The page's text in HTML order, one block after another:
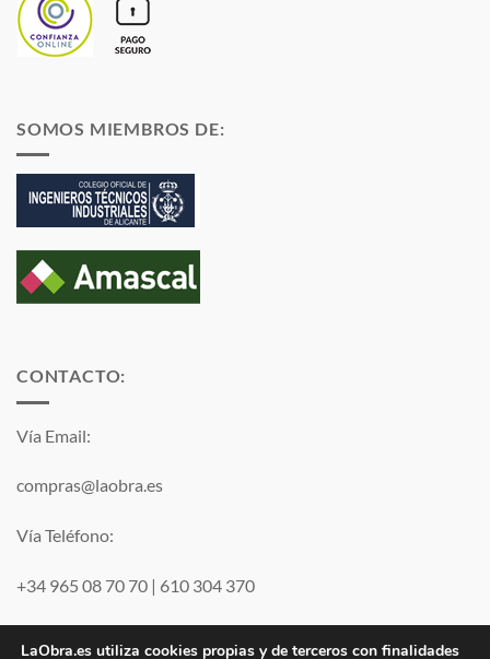
SOMOS MIEMBROS DE:
CONTACTO:
Vía Email:
compras@laobra.es
Vía Teléfono:
+34 965 08 70 70 | 610 304 370
LaObra.es utiliza cookies propias y de terceros con finalidades